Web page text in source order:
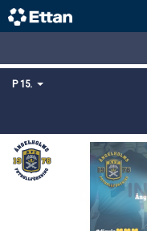
P 15.
HEM
TRUPPEN